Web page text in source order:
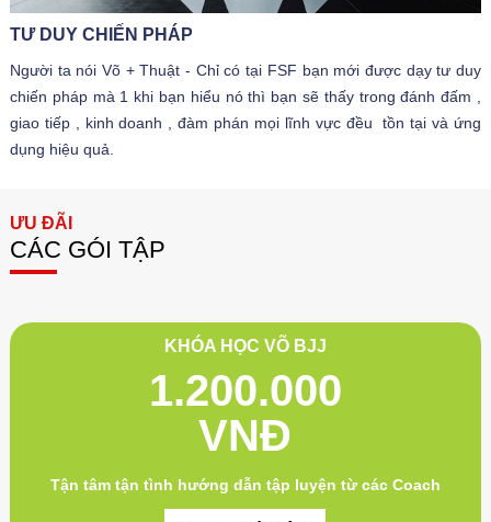
TƯ DUY CHIẾN PHÁP
Người ta nói Võ + Thuật - Chỉ có tại FSF bạn mới được dạy tư duy
chiến pháp mà 1 khi bạn hiểu nó thì bạn sẽ thấy trong đánh đấm ,
giao tiếp , kinh doanh , đàm phán mọi lĩnh vực đều tồn tại và ứng
dụng hiệu quả.
ƯU ĐÃI
CÁC GÓI TẬP
KHÓA HỌC VÕ BJJ
1.200.000
VNĐ
Tận tâm tận tình hướng dẫn tập luyện từ các Coach